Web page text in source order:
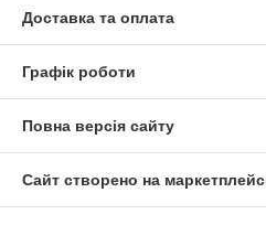
Доставка та оплата
Графік роботи
Повна версія сайту
Сайт створено на